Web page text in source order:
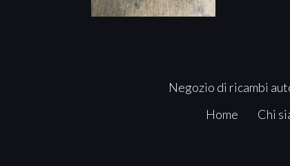
Negozio di ricambi
Home
Chi